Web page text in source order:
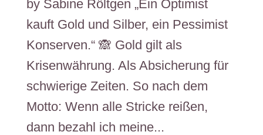
by Sabine Röltgen „Ein Optimist
kauft Gold und Silber, ein Pessimist
Konserven.“ 🙈 Gold gilt als
Krisenwährung. Als Absicherung für
schwierige Zeiten. So nach dem
Motto: Wenn alle Stricke reißen,
dann bezahl ich meine...